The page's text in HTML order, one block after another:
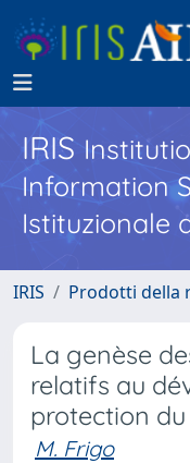
IRIS
Information
Istituzionale
IRIS Prodotti della
La genèse
relatifs au
protection
M. Frigo